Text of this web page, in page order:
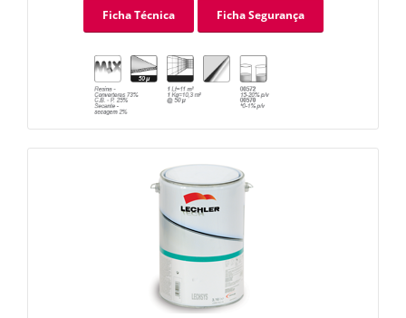
Ficha Técnica Ficha Segurança